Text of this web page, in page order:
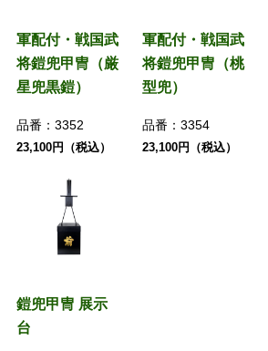
軍配付・戦国武
将鎧兜甲冑（厳
星兜黒鎧）
品番： 3352
23,100円（税込）
軍配付・戦国武
将鎧兜甲冑（桃
型兜）
品番：3354
23,100円（税込）
鎧兜甲冑 展示
台